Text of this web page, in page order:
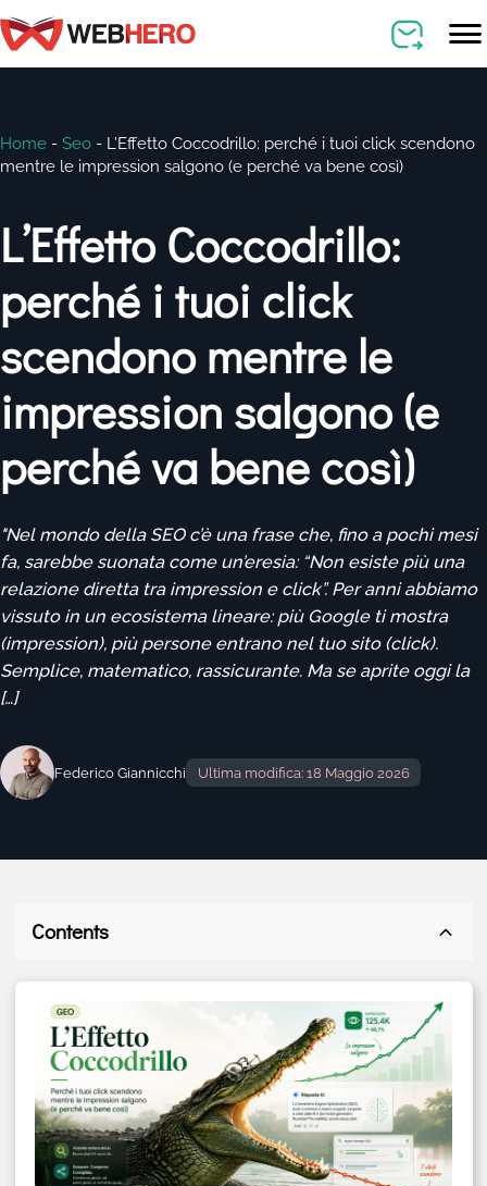
Home - Seo - L’Effetto Coccodrillo: perché i tuoi click scendono
mentre le impression salgono (e perché va bene così)
L’Effetto Coccodrillo:
perché i tuoi click
scendono mentre le
impression salgono (e
perché va bene così)
"Nel mondo della SEO c’è una frase che, fino a pochi mesi
fa, sarebbe suonata come un’eresia: “Non esiste più una
relazione diretta tra impression e click”. Per anni abbiamo
vissuto in un ecosistema lineare: più Google ti mostra
(impression), più persone entrano nel tuo sito (click).
Semplice, matematico, rassicurante. Ma se aprite oggi la
[…]
Federico Giannicchi Ultima modifica: 18 Maggio 2026
Contents